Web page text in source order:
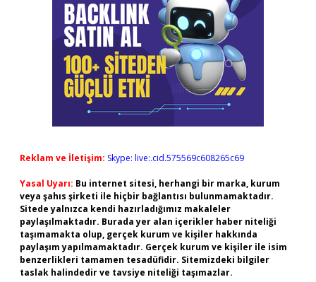
Reklam ve İletişim: Skype: live:.cid.575569c608265c69
Yasal Uyarı: Bu internet sitesi, herhangi bir marka, kurum
veya şahıs şirketi ile hiçbir bağlantısı bulunmamaktadır.
Sitede yalnızca kendi hazırladığımız makaleler
paylaşılmaktadır. Burada yer alan içerikler haber niteliği
taşımamakta olup, gerçek kurum ve kişiler hakkında
paylaşım yapılmamaktadır. Gerçek kurum ve kişiler ile isim
benzerlikleri tamamen tesadüfidir. Sitemizdeki bilgiler
taslak halindedir ve tavsiye niteliği taşımazlar.